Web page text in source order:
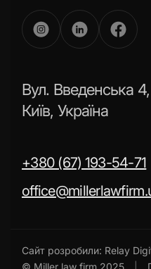
Вул. Введенська
Київ, Україна
+380 (67) 193-54-71
Сайт розробили: Relay
© Miller law firm 2025